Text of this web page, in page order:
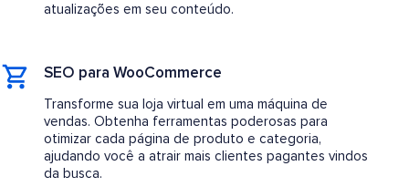
atualizações em seu conteúdo.
SEO para WooCommerce
Transforme sua loja virtual em uma máquina de
vendas. Obtenha ferramentas poderosas para
otimizar cada página de produto e categoria,
ajudando você a atrair mais clientes pagantes vindos
da busca.